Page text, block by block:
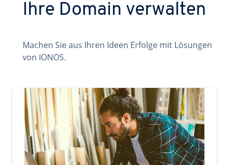
Ihre Domain verwalten
Machen Sie aus Ihren Ideen Erfolge mit Lösungen
von IONOS.